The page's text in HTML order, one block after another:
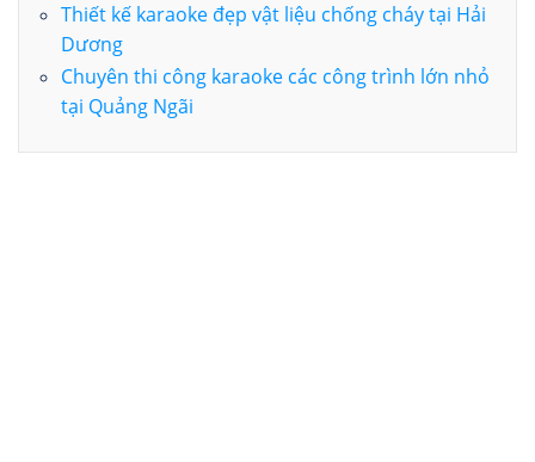
Thiết kế karaoke đẹp vật liệu chống cháy tại Hải
Dương
Chuyên thi công karaoke các công trình lớn nhỏ
tại Quảng Ngãi